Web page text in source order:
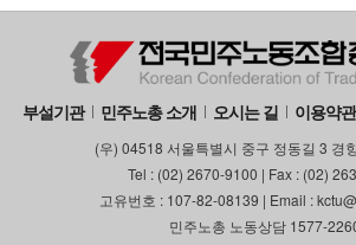
부설기관 민주노총 소개 오시는 길 이용약관
(우) 04518 서울특별시 중구 정동길 3 경
Tel : (02) 2670-9100 | Fax : (02)
고유번호 : 107-82-08139 | Email :
민주노총 노동상담 1577-